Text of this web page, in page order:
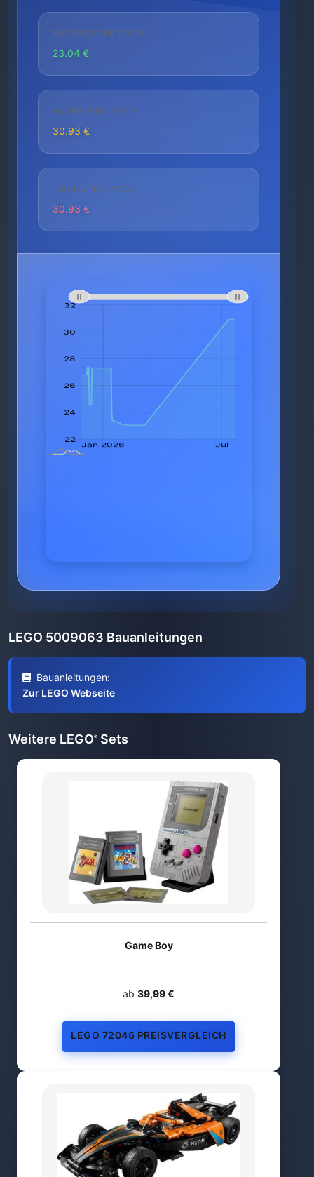
NIEDRIGSTER PREIS
23.04 €
AKTUELLER PREIS
30.93 €
HÖCHSTER PREIS
30.93 €
LEGO 5009063 Bauanleitungen
Bauanleitungen:
Zur LEGO Webseite
Weitere LEGO® Sets
Game Boy
ab 39,99 €
LEGO 72046 PREISVERGLEICH